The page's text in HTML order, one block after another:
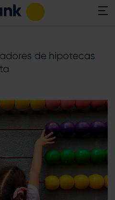
de hipotecas